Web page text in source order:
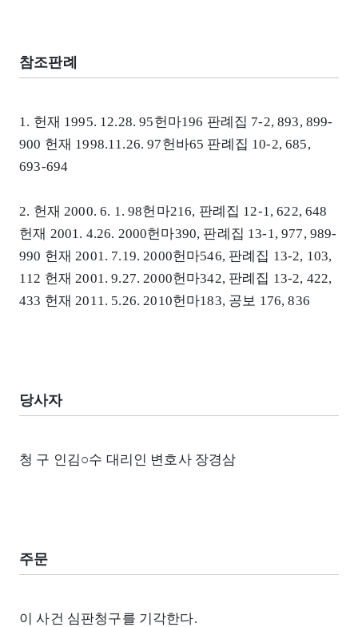
참조판례
1. 헌재 1995. 12.28. 95헌마196 판례집 7-2, 893, 899-
900 헌재 1998.11.26. 97헌바65 판례집 10-2, 685,
693-694
2. 헌재 2000. 6. 1. 98헌마216, 판례집 12-1, 622, 648
헌재 2001. 4.26. 2000헌마390, 판례집 13-1, 977, 989-
990 헌재 2001. 7.19. 2000헌마546, 판례집 13-2, 103,
112 헌재 2001. 9.27. 2000헌마342, 판례집 13-2, 422,
433 헌재 2011. 5.26. 2010헌마183, 공보 176, 836
당사자
청 구 인김○수 대리인 변호사 장경삼
주문
이 사건 심판청구를 기각한다.